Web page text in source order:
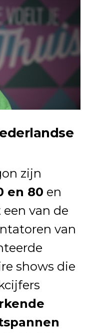
zijn
en 80 en
van de
van
shows die